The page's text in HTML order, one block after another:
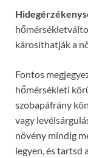
károsíthatják a
Fontos
hőmérsékleti
szobapáfrány
vagy
növény mindig
legyen, és tartsd